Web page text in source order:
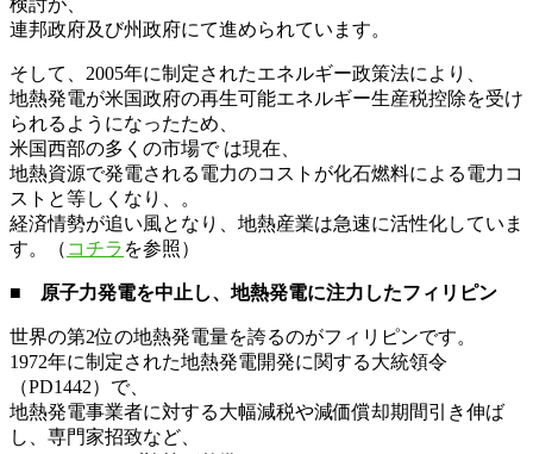
検討が、
連邦政府及び州政府にて進められています。
そして、2005年に制定されたエネルギー政策法により、
地熱発電が米国政府の再生可能エネルギー生産税控除を受け
られるようになったため、
米国西部の多くの市場で は現在、
地熱資源で発電される電力のコストが化石燃料による電力コ
ストと等しくなり、。
経済情勢が追い風となり、地熱産業は急速に活性化していま
す。（ コチラ を参照）
■ 原子力発電を中止し、地熱発電に注力したフィリピン
世界の第2位の地熱発電量を誇るのがフィリピンです。
1972年に制定された地熱発電開発に関する大統領令
（PD1442）で、
地熱発電事業者に対する大幅減税や減価償却期間引き伸ば
し、専門家招致など、